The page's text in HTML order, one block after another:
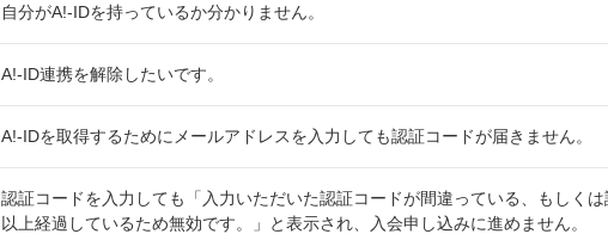
自分がA!-IDを持っているか分かりません。
A!-ID連携を解除したいです。
A!-IDを取得するためにメールアドレスを入力しても認証コードが届きません。
認証コードを入力しても「入力いただいた認証コードが間違っている、もしく
以上経過しているため無効です。」と表示され、入会申し込みに進めません。